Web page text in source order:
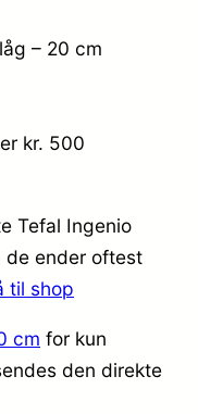
– 20 cm
kr. 500
Tefal Ingenio
de ender oftest
til shop
cm for kun
den direkte